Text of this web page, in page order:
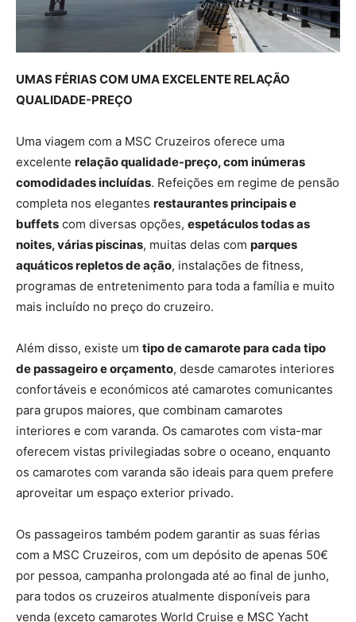
UMAS FÉRIAS COM UMA EXCELENTE RELAÇÃO
QUALIDADE-PREÇO
Uma viagem com a MSC Cruzeiros oferece uma
excelente relação qualidade-preço, com inúmeras
comodidades incluídas. Refeições em regime de pensão
completa nos elegantes restaurantes principais e
buffets com diversas opções, espetáculos todas as
noites, várias piscinas, muitas delas com parques
aquáticos repletos de ação, instalações de fitness,
programas de entretenimento para toda a família e muito
mais incluído no preço do cruzeiro.
Além disso, existe um tipo de camarote para cada tipo
de passageiro e orçamento, desde camarotes interiores
confortáveis e económicos até camarotes comunicantes
para grupos maiores, que combinam camarotes
interiores e com varanda. Os camarotes com vista-mar
oferecem vistas privilegiadas sobre o oceano, enquanto
os camarotes com varanda são ideais para quem prefere
aproveitar um espaço exterior privado.
Os passageiros também podem garantir as suas férias
com a MSC Cruzeiros, com um depósito de apenas 50€
por pessoa, campanha prolongada até ao final de junho,
para todos os cruzeiros atualmente disponíveis para
venda (exceto camarotes World Cruise e MSC Yacht